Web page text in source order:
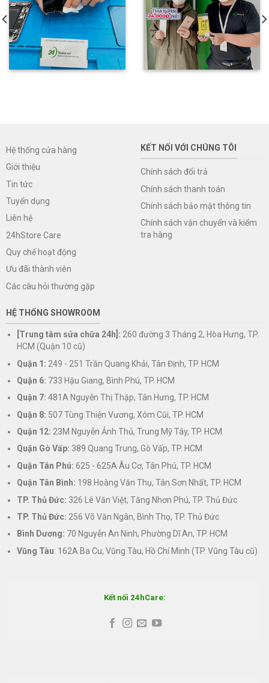
Hệ thống cửa hàng
Giới thiệu
Tin tức
Tuyển dụng
Liên hệ
24hStore Care
Quy chế hoạt động
Ưu đãi thành viên
Các câu hỏi thường gặp
KẾT NỐI VỚI CHÚNG TÔI
Chính sách đổi trả
Chính sách thanh toán
Chính sách bảo mật thông tin
Chính sách vận chuyển và kiểm
tra hàng
HỆ THỐNG SHOWROOM
[Trung tâm sửa chữa 24h]: 260 đường 3 Tháng 2, Hòa Hưng, TP.
HCM (Quận 10 cũ)
Quận 1: 249 - 251 Trần Quang Khải, Tân Định, TP. HCM
Quận 6: 733 Hậu Giang, Bình Phú, TP. HCM
Quận 7: 481A Nguyễn Thị Thập, Tân Hưng, TP. HCM
Quận 8: 507 Tùng Thiện Vương, Xóm Cũi, TP. HCM
Quận 12: 23M Nguyễn Ảnh Thủ, Trung Mỹ Tây, TP. HCM
Quận Gò Vấp: 389 Quang Trung, Gò Vấp, TP. HCM
Quận Tân Phú: 625 - 625A Âu Cơ, Tân Phú, TP. HCM
Quận Tân Bình: 198 Hoàng Văn Thụ, Tân Sơn Nhất, TP. HCM
TP. Thủ Đức: 326 Lê Văn Việt, Tăng Nhơn Phú, TP. Thủ Đức
TP. Thủ Đức: 256 Võ Văn Ngân, Bình Thọ, TP. Thủ Đức
Bình Dương: 70 Nguyễn An Ninh, Phường Dĩ An, TP. HCM
Vũng Tàu: 162A Ba Cu, Vũng Tàu, Hồ Chí Minh (TP. Vũng Tàu cũ)
Kết nối 24hCare: